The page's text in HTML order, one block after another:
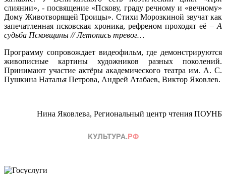
слиянии», - посвящение «Пскову, граду речному и «вечному»
Дому Животворящей Троицы». Стихи Морозкиной звучат как
запечатленная псковская хроника, рефреном проходят её – А
судьба Псковщины // Летопись тревог…
Программу сопровождает видеофильм, где демонстрируются
живописные картины художников разных поколений.
Принимают участие актёры академического театра им. А. С.
Пушкина Наталья Петрова, Андрей Атабаев, Виктор Яковлев.
Нина Яковлева, Региональный центр чтения ПОУНБ